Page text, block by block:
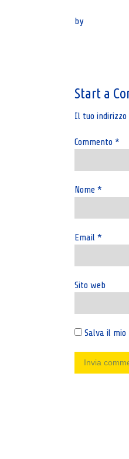
by
Start a
Il tuo indirizzo
Commento *
Nome *
Email *
Sito web
Salva il mio